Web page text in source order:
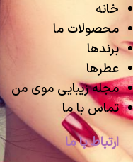
خانه
محصولات ما
برندها
عطرها
مجله زیبایی موی من
تماس با ما
ارتباط با ما